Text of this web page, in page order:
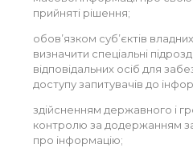
прийняті рішення;
обов’язком суб’єктів
визначити спеціальні
відповідальних осіб для
доступу запитувачів до
здійсненням державного і
контролю за додержанням
про інформацію;